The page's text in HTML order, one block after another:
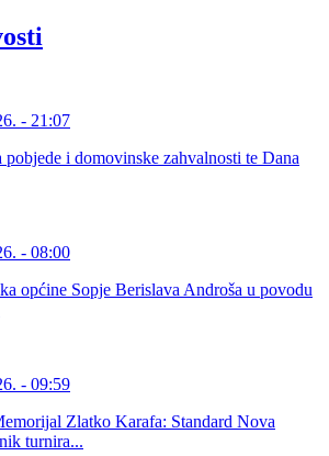
- 21:07
i domovinske zahvalnosti te Dana
- 08:00
općine Sopje Berislava Androša u povodu
- 09:59
Zlatko Karafa: Standard Nova
turnira...